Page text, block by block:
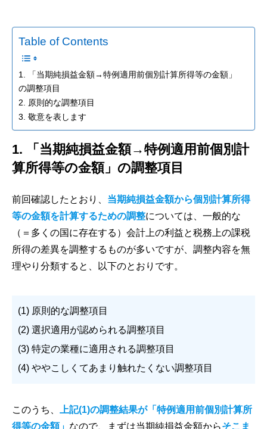
Table of Contents
1. 「当期純損益金額→特例適用前個別計算所得等の金額」
の調整項目
2. 原則的な調整項目
3. 敬意を表します
1. 「当期純損益金額→特例適用前個別計
算所得等の金額」の調整項目
前回確認したとおり、 当期純損益金額から個別計算所得
等の金額を計算するための調整については、一般的な
（＝多くの国に存在する）会計上の利益と税務上の課税
所得の差異を調整するものが多いですが、調整内容を無
理やり分類すると、以下のとおりです。
(1) 原則的な調整項目
(2) 選択適用が認められる調整項目
(3) 特定の業種に適用される調整項目
(4) ややこしくてあまり触れたくない調整項目
このうち、
上記(1)の調整結果が「特例適用前個別計算所
得等の金額」 なので、まずは当期純損益金額からそこま